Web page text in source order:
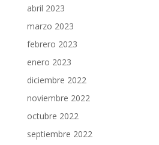
abril 2023
marzo 2023
febrero 2023
enero 2023
diciembre 2022
noviembre 2022
octubre 2022
septiembre 2022